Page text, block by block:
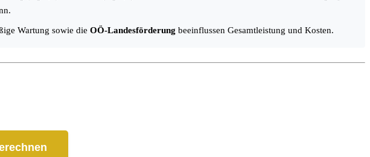
Wartung sowie die OÖ-Landesförderung beeinflussen Gesamtleistung und Kosten.